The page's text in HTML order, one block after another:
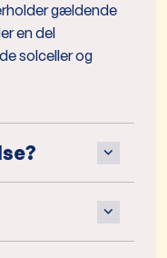
gældende
en del
solceller og